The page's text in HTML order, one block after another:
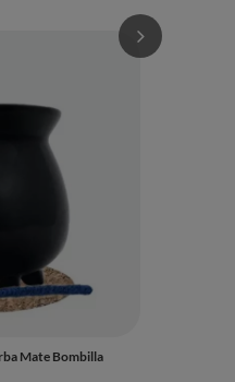
Mate Bombilla
Trio